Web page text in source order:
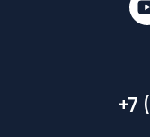
+7